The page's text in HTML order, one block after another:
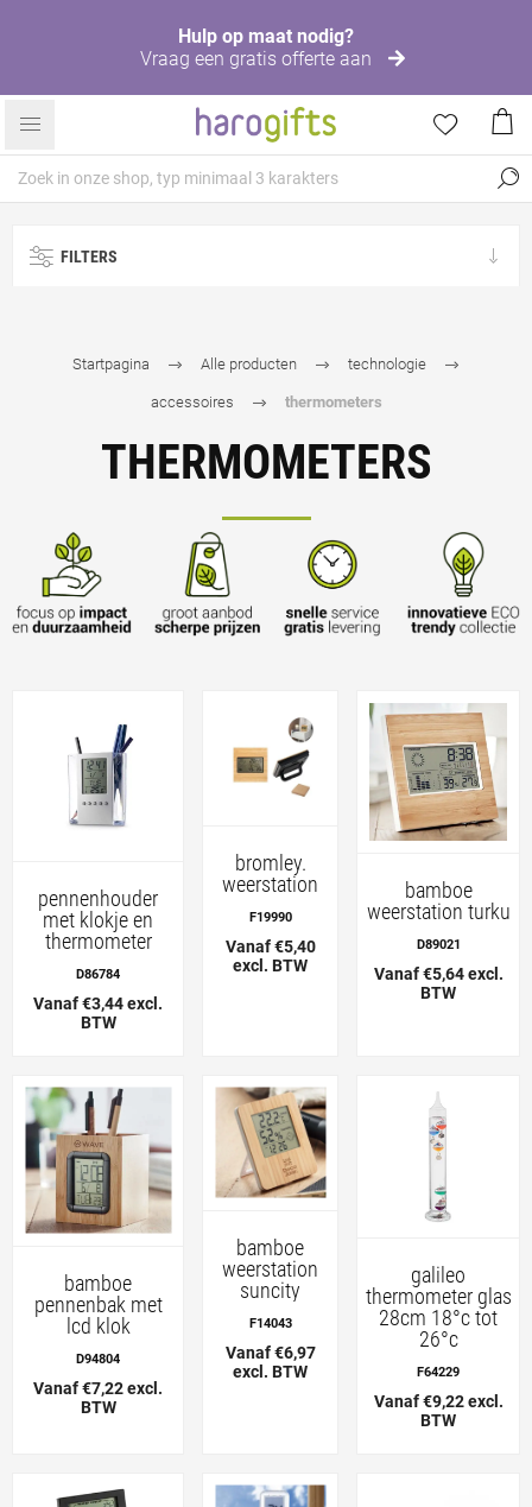
Hulp op maat nodig?
Vraag een gratis offerte aan
FILTERS
Startpagina Alle producten technologie
accessoires thermometers
THERMOMETERS
pennenhouder
met klokje en
thermometer
D86784
Vanaf €3,44 excl.
BTW
bromley.
weerstation
F19990
Vanaf €5,40
excl. BTW
bamboe
weerstation turku
D89021
Vanaf €5,64 excl.
BTW
bamboe
pennenbak met
lcd klok
D94804
Vanaf €7,22 excl.
BTW
bamboe
weerstation
suncity
F14043
Vanaf €6,97
excl. BTW
galileo
thermometer glas
28cm 18°c tot
26°c
F64229
Vanaf €9,22 excl.
BTW